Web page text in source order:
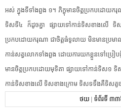
អស់ ក្នុង​ទី​ទាំងពួង ១។ ភិក្ខុ​មានចិត្ត​ប្រកបដោ
ទិសទី៤ ក៏​ដូចគ្នា ផ្សាយ​ទៅកាន់​ទិស​ខាងលើ ទិ
ប្រកបដោយ​ករុណា ជា​ចិត្តធំ​ទូលាយ មិន​មាន​ប្រមា
កាន់​សត្វលោក​ទាំងពួង ដោយ​ការ​យក​ខ្លួន​ទៅ​ប្រៀប
មានចិត្ត​ប្រកបដោយ​មុទិតា ផ្សាយ​ទៅកាន់​ទិស១
កាន់​ទិស​ខាងលើ ទិស​ខាងក្រោម ទិស​ទទឹង​គឺ​ទិសតូ
ថយ| ទំព័រទី ៣៣